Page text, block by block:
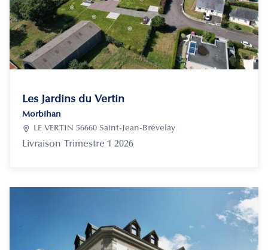
Les Jardins du Vertin
Morbihan

LE VERTIN 56660 Saint-Jean-Brévelay
Livraison Trimestre 1 2026